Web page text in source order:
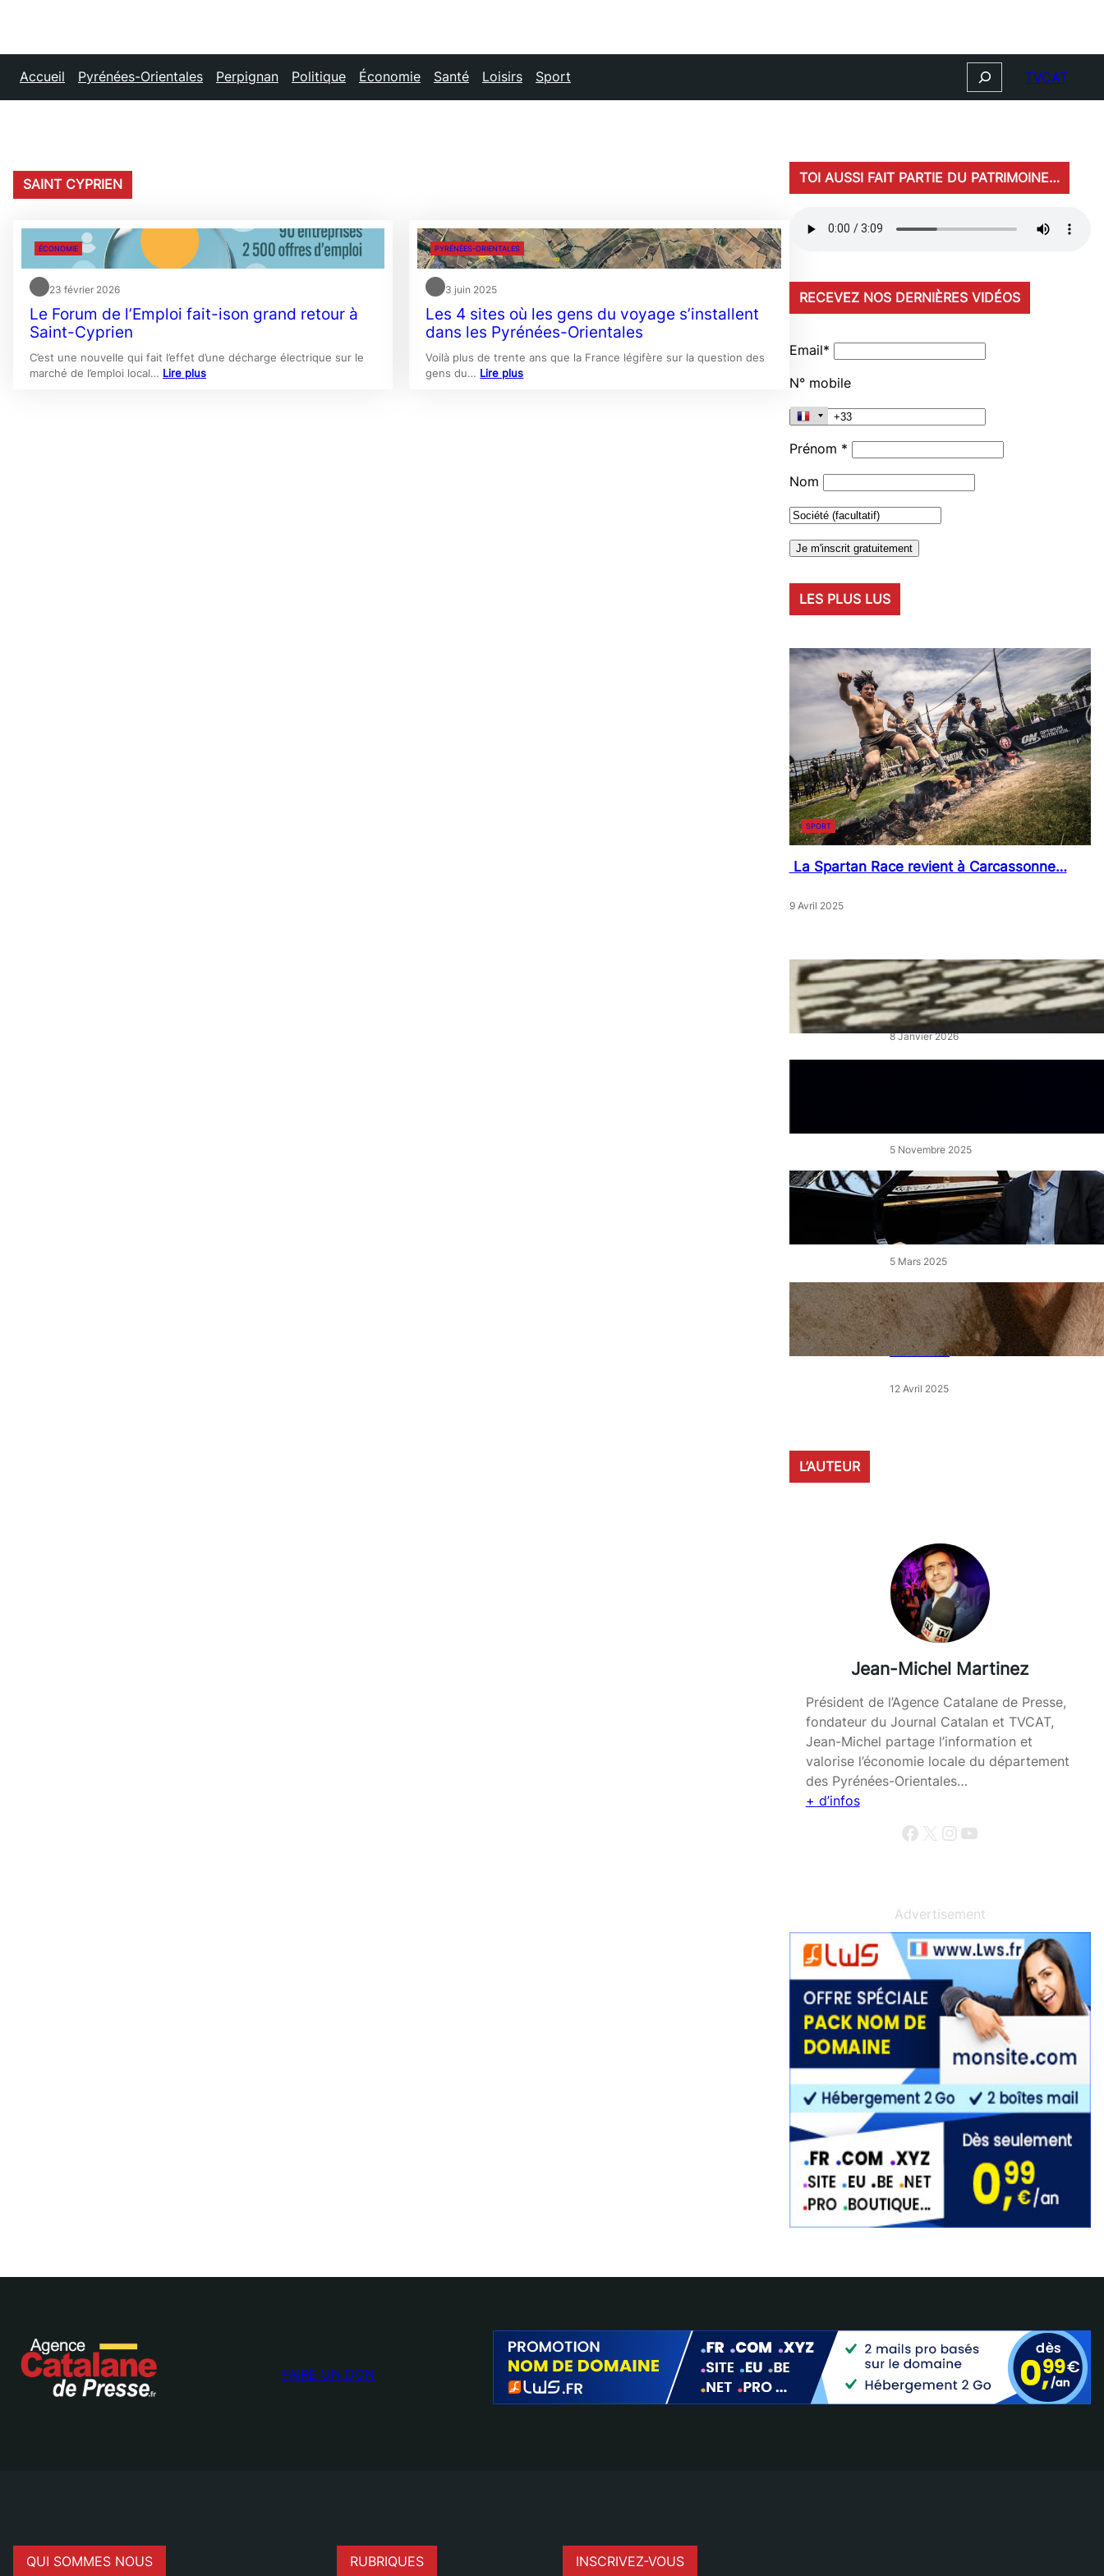
Accueil Pyrénées-Orientales Perpignan Politique Économie Santé Loisirs Sport Search TVCAT
SAINT CYPRIEN
ÉCONOMIE
23 février 2026
Le Forum de l’Emploi fait-ison grand retour à
Saint-Cyprien
C’est une nouvelle qui fait l’effet d’une décharge électrique sur le
marché de l’emploi local… Lire plus
PYRÉNÉES-ORIENTALES
3 juin 2025
Les 4 sites où les gens du voyage s’installent
dans les Pyrénées-Orientales
Voilà plus de trente ans que la France légifère sur la question des
gens du… Lire plus
TOI AUSSI FAIT PARTIE DU PATRIMOINE…
RECEVEZ NOS DERNIÈRES VIDÉOS
Email*
N° mobile
Prénom *
Nom
LES PLUS LUS
SPORT
La Spartan Race revient à Carcassonne…
9 Avril 2025
« Artistes en Vitrine »: L’éclat
qui réveille les cœurs de ville
8 Janvier 2026
5 Novembre 2025
« Le Disciple » de Mikhaïl
Rudy à Perpignan le vendredi
5 Mars 2025
« Qui est le moins clair » : ce
samedi, 30 actions partout en
France devant les magasins
E.Leclerc
12 Avril 2025
L’AUTEUR
Jean-Michel Martinez
Président de l’Agence Catalane de Presse,
fondateur du Journal Catalan et TVCAT,
Jean-Michel partage l’information et
valorise l’économie locale du département
des Pyrénées-Orientales…
+ d’infos
Facebook X InstagramYouTube
Advertisement
FAIRE UN DON
QUI SOMMES NOUS RUBRIQUES INSCRIVEZ-VOUS